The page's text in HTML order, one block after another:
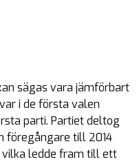
sägas vara jämförbart
i de första valen
parti. Partiet deltog
föregångare till 2014
ledde fram till ett